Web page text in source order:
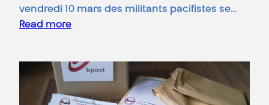
vendredi 10 mars des militants pacifistes se…
Read more